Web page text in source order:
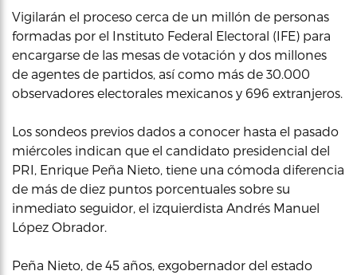
Vigilarán el proceso cerca de un millón de personas
formadas por el Instituto Federal Electoral (IFE) para
encargarse de las mesas de votación y dos millones
de agentes de partidos, así como más de 30.000
observadores electorales mexicanos y 696 extranjeros.
Los sondeos previos dados a conocer hasta el pasado
miércoles indican que el candidato presidencial del
PRI, Enrique Peña Nieto, tiene una cómoda diferencia
de más de diez puntos porcentuales sobre su
inmediato seguidor, el izquierdista Andrés Manuel
López Obrador.
Peña Nieto, de 45 años, exgobernador del estado